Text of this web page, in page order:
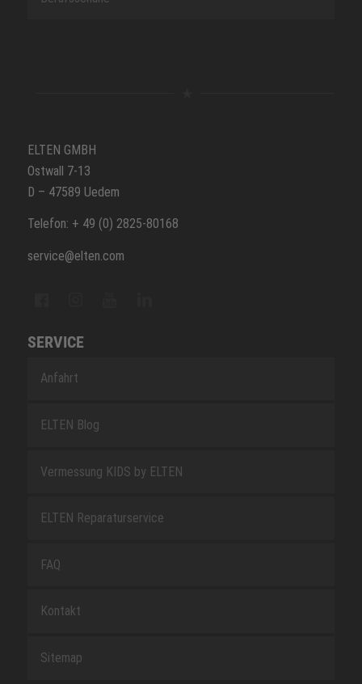
ELTEN GMBH
Ostwall 7-13
D – 47589 Uedem
Telefon: + 49 (0) 2825-80168
service@elten.com
SERVICE
Anfahrt
ELTEN Blog
Vermessung KIDS by ELTEN
ELTEN Reparaturservice
FAQ
Kontakt
Sitemap